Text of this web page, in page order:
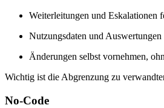
Weiterleitungen und Eskalationen
Nutzungsdaten und Auswertungen
Änderungen selbst vornehmen,
Wichtig ist die Abgrenzung zu
No-Code